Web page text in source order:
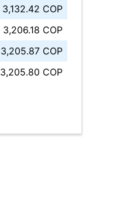
3,132.42 COP
3,206.18 COP
3,205.87 COP
3,205.80 COP